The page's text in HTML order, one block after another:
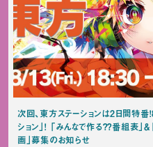
次回、東方ステーションは2日間特
ション」！ 「みんなで作る？？番組
画」募集のお知らせ